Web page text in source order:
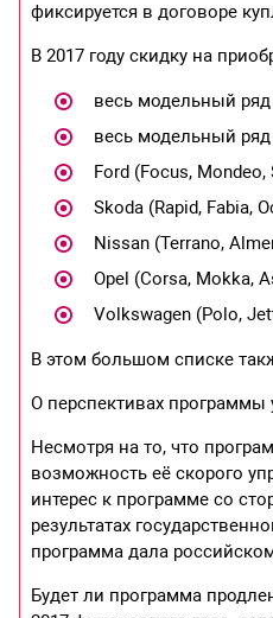
фиксируется в договоре
В 2017 году скидку на
весь модельный
весь модельный ряд
Ford (Focus, Mondeo,
Skoda (Rapid, Fabia,
Nissan (Terrano,
Opel (Corsa, Mokka,
Volkswagen (Polo,
В этом большом списке
О перспективах
Несмотря на то, что
возможность её скорого
интерес к программе со
результатах
программа дала
Будет ли программа